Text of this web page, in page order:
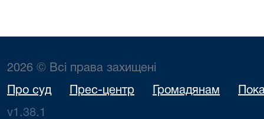
2026 © Всі права захищені
Про суд Прес-центр Громадянам
v1.38.1